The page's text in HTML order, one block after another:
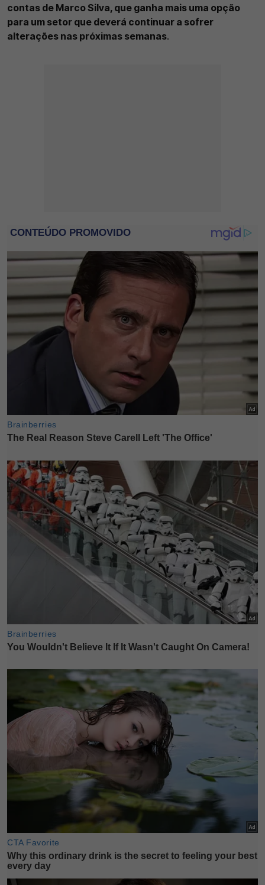
contas de Marco Silva, que ganha mais uma opção
para um setor que deverá continuar a sofrer
alterações nas próximas semanas.